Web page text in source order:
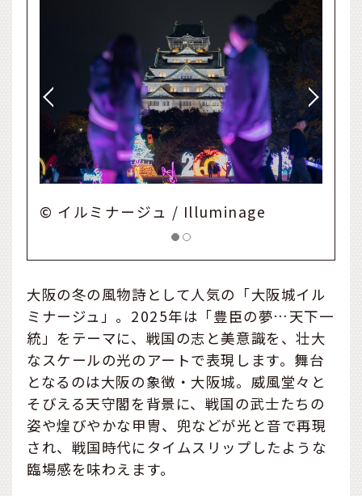
© イルミナージュ /
大阪の冬の風物詩として人気の「大阪城イル
ミナージュ」。2025年は「豊臣の夢…天下一
統」をテーマに、戦国の志と美意識を、壮大
なスケールの光のアートで表現します。舞台
となるのは大阪の象徴・大阪城。威風堂々と
そびえる天守閣を背景に、戦国の武士たちの
姿や煌びやかな甲冑、兜などが光と音で再現
され、戦国時代にタイムスリップしたような
臨場感を味わえます。